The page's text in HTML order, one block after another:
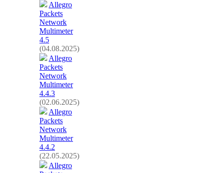
Allegro
Packets
Network
Multimeter
4.5
(04.08.2025)
Allegro
Packets
Network
Multimeter
4.4.3
(02.06.2025)
Allegro
Packets
Network
Multimeter
4.4.2
(22.05.2025)
Allegro